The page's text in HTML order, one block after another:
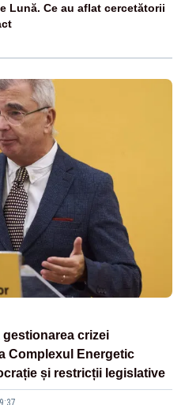
Lună. Ce au aflat cercetătorii
gestionarea crizei
Complexul Energetic
și restricții legislative